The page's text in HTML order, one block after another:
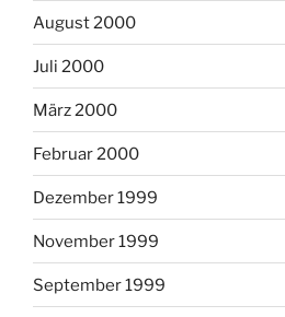
August 2000
Juli 2000
März 2000
Februar 2000
Dezember 1999
November 1999
September 1999